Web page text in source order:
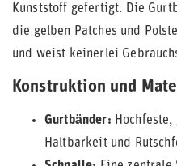
Kunststoff gefertigt. Die
die gelben Patches und
und weist keinerlei
Konstruktion und
Gurtbänder:
Haltbarkeit und